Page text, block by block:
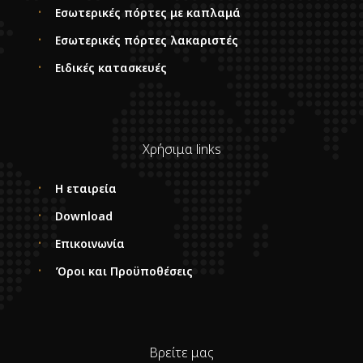
Εσωτερικές πόρτες με καπλαμά
Εσωτερικές πόρτες λακαριστές
Ειδικές κατασκευές
Χρήσιμα links
Η εταιρεία
Download
Επικοινωνία
Όροι και Προϋποθέσεις
Βρείτε μας